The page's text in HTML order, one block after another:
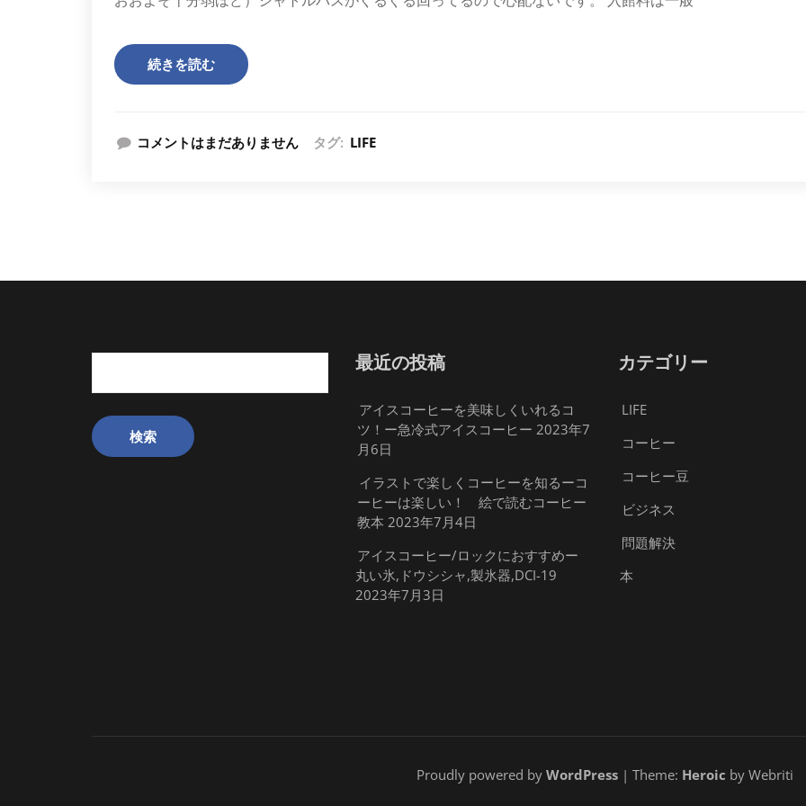
続きを読む
コメントはまだありません タグ: LIFE
最近の投稿
アイスコーヒーを美味しくいれるコ
ツ！ー急冷式アイスコーヒー 2023年7
月6日
イラストで楽しくコーヒーを知るーコ
ーヒーは楽しい！ 絵で読むコーヒー
教本 2023年7月4日
アイスコーヒー/ロックにおすすめー
丸い氷,ドウシシャ,製氷器,DCI-19
2023年7月3日
カテゴリー
LIFE
コーヒー
コーヒー豆
ビジネス
問題解決
本
Proudly powered by WordPress| Theme: Heroic by Webriti